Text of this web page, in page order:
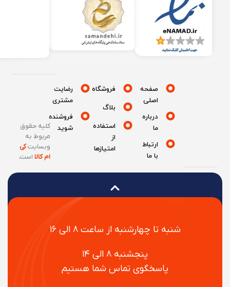
شنبه تا چهارشنبه از ساعت ۸ الی ۱۶
پنجشنبه ۸ الی ۱۴
پاسخگوی تماس شما هستیم
صفحه
درباره
ارتباط
فروشگاه
بلاگ
استفاده
امتیازها
رضایت
مشتری
فروشنده
شوید
کلیه حقوق
مربوط به
وبسایتکی
ام کالااست.